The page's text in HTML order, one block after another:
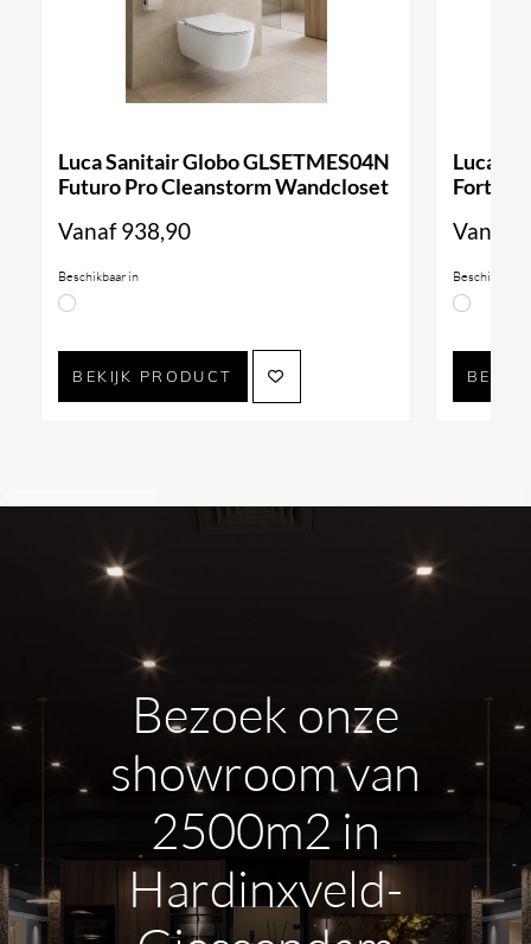
Luca Sanitair Globo GLSETMES04N
Futuro Pro Cleanstorm Wandcloset
Vanaf938,90
Beschikbaar in
BEKIJK PRODUCT
Luca
Forty3
Vanaf
Beschikbaar
Bezoek onze
showroom van
2500m2 in
Hardinxveld-